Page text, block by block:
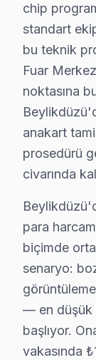
Yerinde
•
•
•
•
•
Telefunken
• Ses kartı/
• Güç kartı
chip
standart
bu teknik
Fuar
noktasına
anakart
prosedürü
civarında
para
biçimde
senaryo:
— en düşük
başlıyor.
vakasında